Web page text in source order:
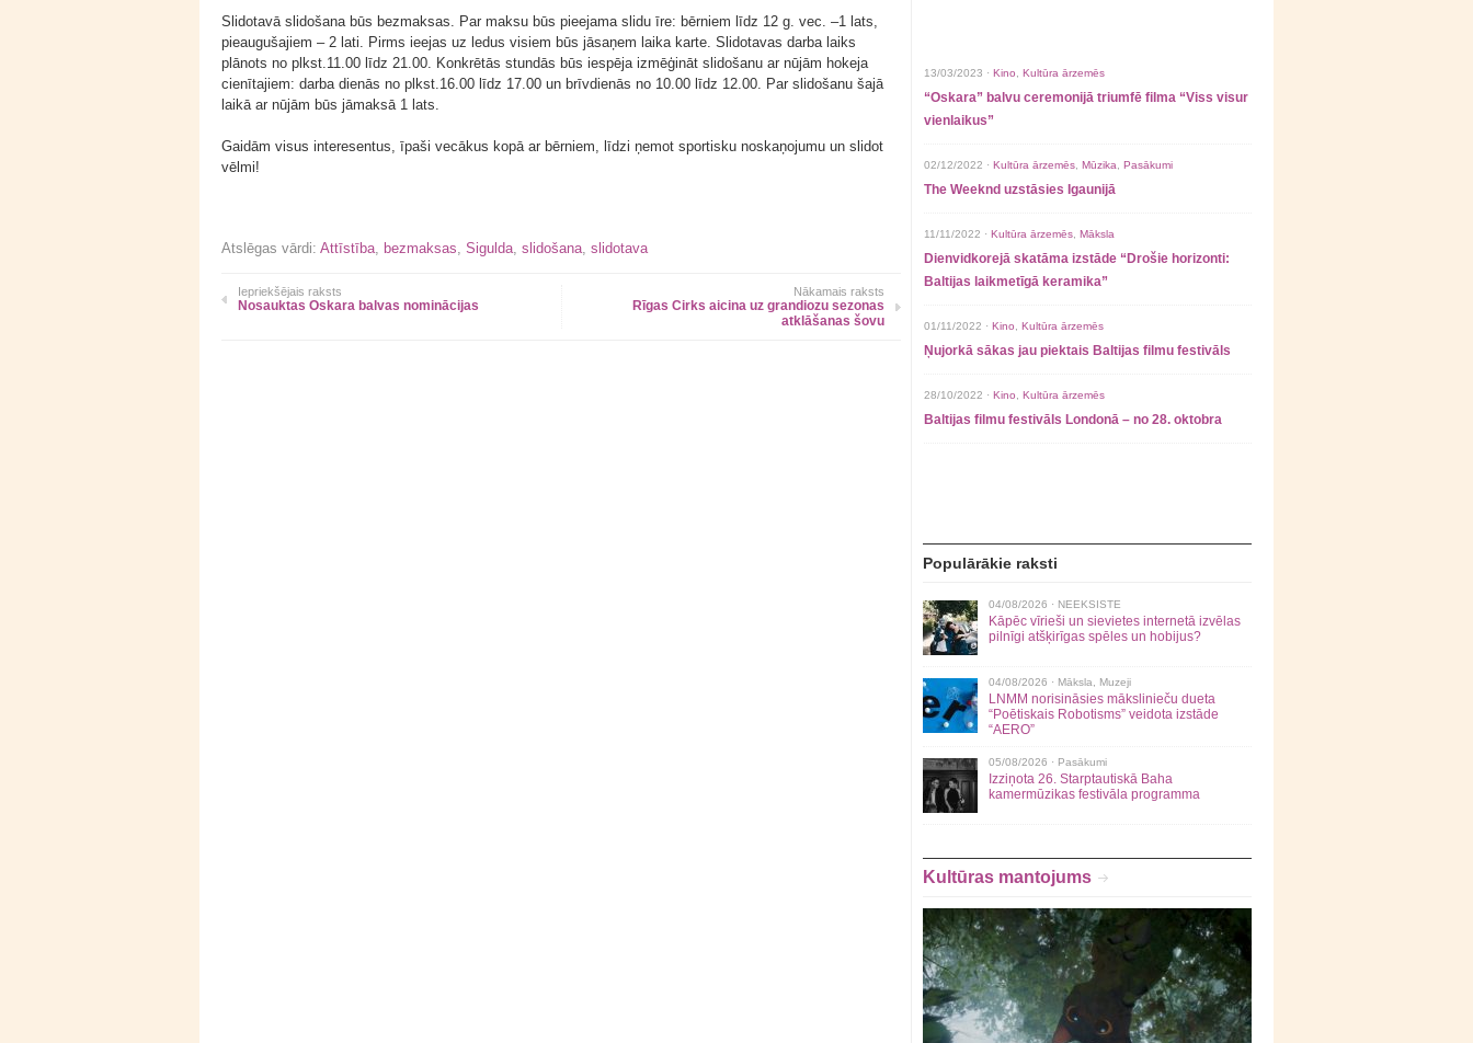
Slidotavā slidošana būs bezmaksas. Par maksu būs pieejama slidu īre: bērniem līdz 12 g. vec. –1 lats,
pieaugušajiem – 2 lati. Pirms ieejas uz ledus visiem būs jāsaņem laika karte. Slidotavas darba laiks
plānots no plkst.11.00 līdz 21.00. Konkrētās stundās būs iespēja izmēģināt slidošanu ar nūjām hokeja
cienītajiem: darba dienās no plkst.16.00 līdz 17.00 un brīvdienās no 10.00 līdz 12.00. Par slidošanu šajā
laikā ar nūjām būs jāmaksā 1 lats.
Gaidām visus interesentus, īpaši vecākus kopā ar bērniem, līdzi ņemot sportisku noskaņojumu un slidot
vēlmi!
Atslēgas vārdi: Attīstība, bezmaksas, Sigulda, slidošana, slidotava
Iepriekšējais raksts
Nosauktas Oskara balvas nominācijas
Nākamais raksts
Rīgas Cirks aicina uz grandiozu sezonas
atklāšanas šovu
13/03/2023 · Kino Kultūra ārzemēs
“Oskara” balvu ceremonijā triumfē filma “Viss visur
vienlaikus”
02/12/2022 · Kultūra ārzemēs Mūzika Pasākumi
The Weeknd uzstāsies Igaunijā
11/11/2022 · Kultūra ārzemēs Māksla
Dienvidkorejā skatāma izstāde “Drošie horizonti:
Baltijas laikmetīgā keramika”
01/11/2022 · Kino Kultūra ārzemēs
Ņujorkā sākas jau piektais Baltijas filmu festivāls
28/10/2022 · Kino Kultūra ārzemēs
Baltijas filmu festivāls Londonā – no 28. oktobra
Populārākie raksti
04/08/2026 · NEEKSISTE
Kāpēc vīrieši un sievietes internetā izvēlas
pilnīgi atšķirīgas spēles un hobijus?
04/08/2026 · Māksla Muzeji
LNMM norisināsies mākslinieču dueta
“Poētiskais Robotisms” veidota izstāde
“AERO”
05/08/2026 · Pasākumi
Izziņota 26. Starptautiskā Baha
kamermūzikas festivāla programma
Kultūras mantojums